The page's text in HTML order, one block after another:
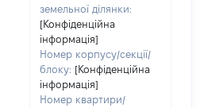
земельної ділянки:
[Конфіденційна
інформація]
Номер корпусу/секції/
блоку: [Конфіденційна
інформація]
Номер квартири/